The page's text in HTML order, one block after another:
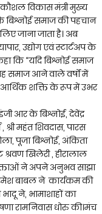
कौशल विकास मंत्री मुख्य
बिश्नोई समाज की पहचान
जाना जाता है। अब
उद्योग एवं स्टार्टअप के
कि “यदि बिश्नोई समाज
समाज आने वाले वर्षों में
आर्थिक शक्ति के रूप में उभर
आर के बिश्नोई, देवेंद्र
श्री महंत शिवदास, पारस
पूजा बिश्नोई, अंकिता
श्रवण खिलेरी , हीरालाल
ने अपने अनुभव साझा
रमेश बाबल ने कार्यकम की
भादू ने, भामाशाहों का
रामनिवास धोरु की।मंच